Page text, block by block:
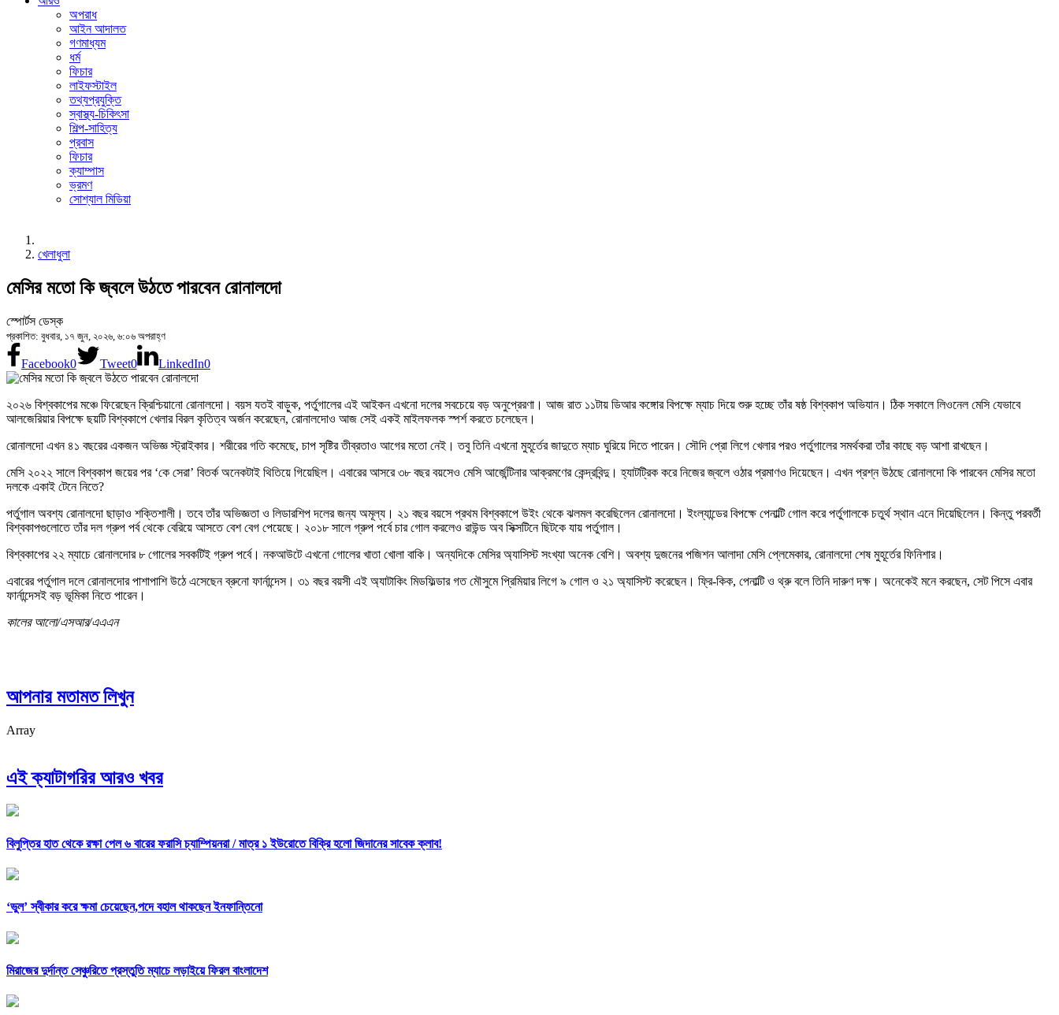
অপরাধ
আইন আদালত
গণমাধ্যম
ধর্ম
ফিচার
লাইফস্টাইল
তথ্যপ্রযুক্তি
স্বাস্থ্য-চিকিৎসা
শিল্প-সাহিত্য
প্রবাস
ফিচার
ক্যাম্পাস
ভ্রমণ
সোশ্যাল মিডিয়া
খেলাধুলা
মেসির মতো কি জ্বলে উঠতে পারবেন রোনালদো
স্পোর্টস ডেস্ক
প্রকাশিত: বুধবার, ১৭ জুন, ২০২৬, ৬:০৬ অপরাহ্ণ
Facebook0 Tweet0 LinkedIn0
২০২৬ বিশ্বকাপের মঞ্চে ফিরেছেন ক্রিশ্চিয়ানো রোনালদো। বয়স যতই বাড়ুক, পর্তুগালের এই আইকন এখনো দলের সবচেয়ে বড় অনুপ্রেরণা। আজ রাত ১১টায় ডিআর কঙ্গোর বিপক্ষে ম্যাচ দিয়ে শুরু হচ্ছে তাঁর ষষ্ঠ বিশ্বকাপ অভিযান। ঠিক সকালে লিওনেল মেসি যেভাবে
আলজেরিয়ার বিপক্ষে ছয়টি বিশ্বকাপে খেলার বিরল কৃতিত্ব অর্জন করেছেন, রোনালদোও আজ সেই একই মাইলফলক স্পর্শ করতে চলেছেন।
রোনালদো এখন ৪১ বছরের একজন অভিজ্ঞ স্ট্রাইকার। শরীরের গতি কমেছে, চাপ সৃষ্টির তীব্রতাও আগের মতো নেই। তবু তিনি এখনো মুহূর্তের জাদুতে ম্যাচ ঘুরিয়ে দিতে পারেন। সৌদি প্রো লিগে খেলার পরও পর্তুগালের সমর্থকরা তাঁর কাছে বড় আশা রাখছেন।
মেসি ২০২২ সালে বিশ্বকাপ জয়ের পর ‘কে সেরা’ বিতর্ক অনেকটাই থিতিয়ে গিয়েছিল। এবারের আসরে ৩৮ বছর বয়সেও মেসি আর্জেন্টিনার আক্রমণের কেন্দ্রবিন্দু। হ্যাটট্রিক করে নিজের জ্বলে ওঠার প্রমাণও দিয়েছেন। এখন প্রশ্ন উঠছে রোনালদো কি পারবেন মেসির মতো
দলকে একাই টেনে নিতে?
পর্তুগাল অবশ্য রোনালদো ছাড়াও শক্তিশালী। তবে তাঁর অভিজ্ঞতা ও লিডারশিপ দলের জন্য অমূল্য। ২১ বছর বয়সে প্রথম বিশ্বকাপে উইং থেকে ঝলমল করেছিলেন রোনালদো। ইংল্যান্ডের বিপক্ষে পেনাল্টি গোল করে পর্তুগালকে চতুর্থ স্থান এনে দিয়েছিলেন। কিন্তু পরবর্তী
বিশ্বকাপগুলোতে তাঁর দল গ্রুপ পর্ব থেকে বেরিয়ে আসতে বেশ বেগ পেয়েছে। ২০১৮ সালে গ্রুপ পর্বে চার গোল করলেও রাউন্ড অব সিক্সটিনে ছিটকে যায় পর্তুগাল।
বিশ্বকাপের ২২ ম্যাচে রোনালদোর ৮ গোলের সবকটিই গ্রুপ পর্বে। নকআউটে এখনো গোলের খাতা খোলা বাকি। অন্যদিকে মেসির অ্যাসিস্ট সংখ্যা অনেক বেশি। অবশ্য দুজনের পজিশন আলাদা মেসি প্লেমেকার, রোনালদো শেষ মুহূর্তের ফিনিশার।
এবারের পর্তুগাল দলে রোনালদোর পাশাপাশি উঠে এসেছেন ব্রুনো ফার্নান্দেস। ৩১ বছর বয়সী এই অ্যাটাকিং মিডফিল্ডার গত মৌসুমে প্রিমিয়ার লিগে ৯ গোল ও ২১ অ্যাসিস্ট করেছেন। ফ্রি-কিক, পেনাল্টি ও থ্রু বলে তিনি দারুণ দক্ষ। অনেকেই মনে করছেন, সেট পিসে এবার
ফার্নান্দেসই বড় ভূমিকা নিতে পারেন।
কালের আলো/এসআর/এএএন
আপনার মতামত লিখুন
Array
এই ক্যাটাগরির আরও খবর
বিলুপ্তির হাত থেকে রক্ষা পেল ৬ বারের ফরাসি চ্যাম্পিয়নরা /মাত্র ১ ইউরোতে বিক্রি হলো জিদানের সাবেক ক্লাব!
‘ভুল’ স্বীকার করে ক্ষমা চেয়েছেন,পদে বহাল থাকছেন ইনফান্তিনো
মিরাজের দুর্দান্ত সেঞ্চুরিতে প্রস্তুতি ম্যাচে লড়াইয়ে ফিরল বাংলাদেশ